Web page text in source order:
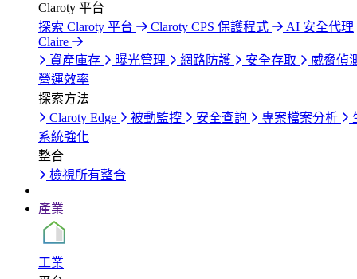
Claroty 平台
探索 Claroty 平台
Claroty CPS 保護程式
AI 安全代理
Claire
資產庫存
曝光管理 網路防護 安全存取
威脅偵
營運效率
探索方法
Claroty Edge
被動監控 安全查詢 專案檔案分析
系統強化
整合
檢視所有整合
產業
工業